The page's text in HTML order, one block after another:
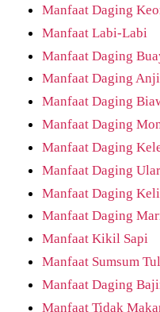
Manfaat Daging
Manfaat Labi-Labi
Manfaat Daging
Manfaat Daging
Manfaat Daging
Manfaat Daging
Manfaat Daging
Manfaat Daging
Manfaat Daging
Manfaat Daging
Manfaat Kikil Sapi
Manfaat Sumsum
Manfaat Daging
Manfaat Tidak